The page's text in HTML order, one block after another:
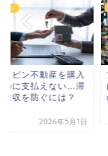
ピン
リピンの台風や気候
丈夫？不動産投資へ
響を解説